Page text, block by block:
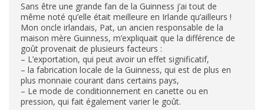
Sans être une grande fan de la Guinness j’ai tout de
même noté qu’elle était meilleure en Irlande qu’ailleurs !
Mon oncle irlandais, Pat, un ancien responsable de la
maison mère Guinness, m’expliquait que la différence de
goût provenait de plusieurs facteurs :
– L’exportation, qui peut avoir un effet significatif,
– la fabrication locale de la Guinness, qui est de plus en
plus monnaie courant dans certains pays,
– Le mode de conditionnement en canette ou en
pression, qui fait également varier le goût.